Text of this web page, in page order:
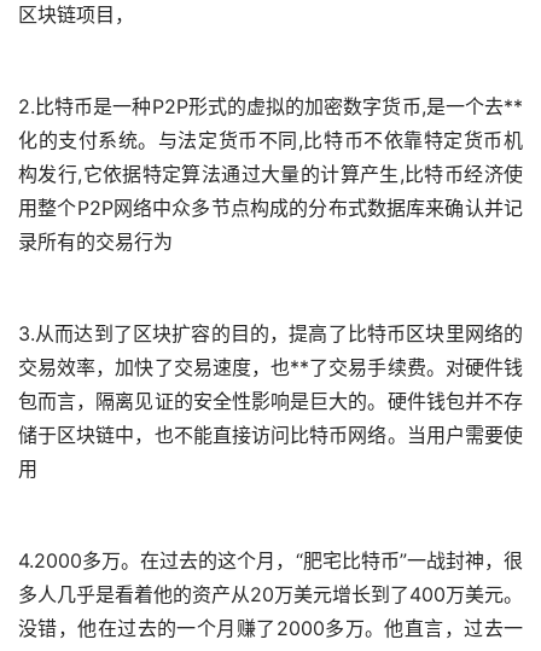
区块链项目，
2.比特币是一种P2P形式的虚拟的加密数字货币,是一个去**
化的支付系统。与法定货币不同,比特币不依靠特定货币机
构发行,它依据特定算法通过大量的计算产生,比特币经济使
用整个P2P网络中众多节点构成的分布式数据库来确认并记
录所有的交易行为
3.从而达到了区块扩容的目的，提高了比特币区块里网络的
交易效率，加快了交易速度，也**了交易手续费。对硬件钱
包而言，隔离见证的安全性影响是巨大的。硬件钱包并不存
储于区块链中，也不能直接访问比特币网络。当用户需要使
用
4.2000多万。在过去的这个月，“肥宅比特币”一战封神，很
多人几乎是看着他的资产从20万美元增长到了400万美元。
没错，他在过去的一个月赚了2000多万。他直言，过去一